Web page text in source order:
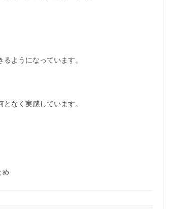
ようになっています。
なく実感しています。
め